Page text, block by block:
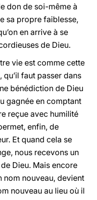
don de soi-même à
sa propre faiblesse,
en arrive à se
de Dieu.
vie est comme cette
faut passer dans
bénédiction de Dieu
gagnée en comptant
reçue avec humilité
enfin, de
Et quand cela se
nous recevons un
Dieu. Mais encore
nom nouveau, devient
nouveau au lieu où il